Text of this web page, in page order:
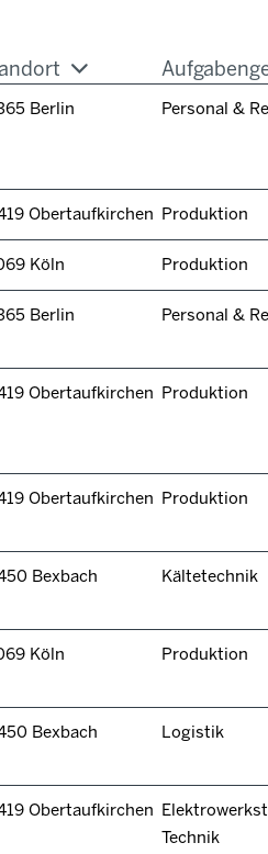
Berlin Personal &
Obertaufkirchen Produktion
Köln Produktion
Berlin Personal &
Obertaufkirchen Produktion
Obertaufkirchen Produktion
Bexbach Kältetechnik
Köln Produktion
Bexbach Logistik
Obertaufkirchen
Technik